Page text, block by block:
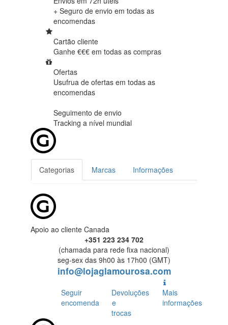
+ Seguro de envio em todas as
encomendas
Cartão cliente
Ganhe €€€ em todas as compras
Ofertas
Usufrua de ofertas em todas as
encomendas
Seguimento de envio
Tracking a nível mundial
Categorias Marcas Informações
Apoio ao cliente Canada
+351 223 234 702
(chamada para rede fixa nacional)
seg-sex das 9h00 às 17h00 (GMT)
info@lojaglamourosa.com
Seguir
encomenda
Devoluções
e
trocas
Mais
informações